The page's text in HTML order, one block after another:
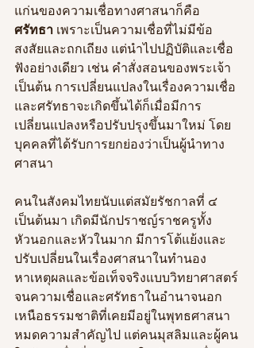
แก่นของความเชื่อทางศาสนาก็คือ
ศรัทธา เพราะเป็นความเชื่อที่ไม่มีข้อ
สงสัยและถกเถียง แต่นำไปปฏิบัติและเชื่อ
ฟังอย่างเดียว เช่น คำสั่งสอนของพระเจ้า
เป็นต้น การเปลี่ยนแปลงในเรื่องความเชื่อ
และศรัทธาจะเกิดขึ้นได้ก็เมื่อมีการ
เปลี่ยนแปลงหรือปรับปรุงขึ้นมาใหม่ โดย
บุคคลที่ได้รับการยกย่องว่าเป็นผู้นำทาง
ศาสนา
คนในสังคมไทยนับแต่สมัยรัชกาลที่ ๔
เป็นต้นมา เกิดมีนักปราชญ์ราชครูทั้ง
หัวนอกและหัวในมาก มีการโต้แย้งและ
ปรับเปลี่ยนในเรื่องศาสนาในทำนอง
หาเหตุผลและข้อเท็จจริงแบบวิทยาศาสตร์
จนความเชื่อและศรัทธาในอำนาจนอก
เหนือธรรมชาติที่เคยมีอยู่ในพุทธศาสนา
หมดความสำคัญไป แต่คนมุสลิมและผู้คน